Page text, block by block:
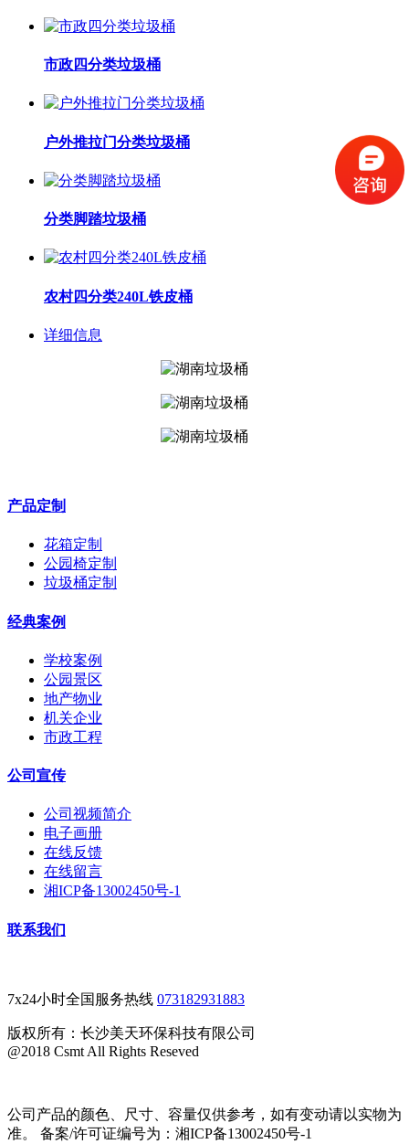
市政四分类垃圾桶
户外推拉门分类垃圾桶
分类脚踏垃圾桶
农村四分类240L铁皮桶
详细信息
产品定制
花箱定制
公园椅定制
垃圾桶定制
经典案例
学校案例
公园景区
地产物业
机关企业
市政工程
公司宣传
公司视频简介
电子画册
在线反馈
在线留言
湘ICP备13002450号-1
联系我们
7x24小时全国服务热线 073182931883
版权所有：长沙美天环保科技有限公司
@2018 Csmt All Rights Reseved
公司产品的颜色、尺寸、容量仅供参考，如有变动请以实物为
准。 备案/许可证编号为：湘ICP备13002450号-1